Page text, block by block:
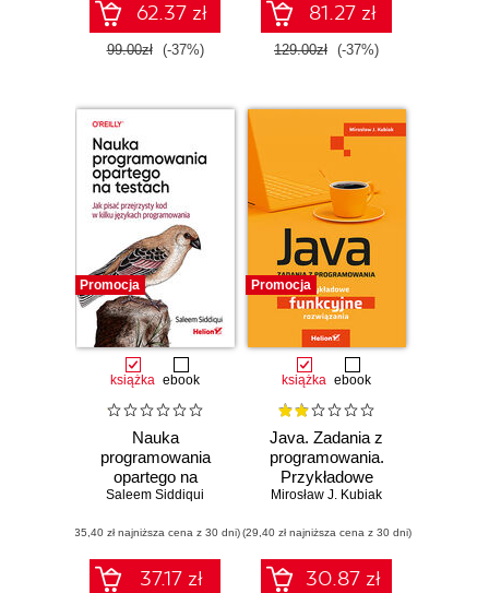
62.37 zł
99.00zł (-37%)
81.27 zł
129.00zł (-37%)
Promocja
książka ebook
Nauka
programowania
opartego na
testach. Jak pisać
kilku językach
programowania
Saleem Siddiqui
(35,40 zł najniższa cena z 30 dni)
37.17 zł
Promocja
książka ebook
Java. Zadania z
programowania.
Przykładowe
funkcyjne
Mirosław J. Kubiak
(29,40 zł najniższa cena z 30 dni)
30.87 zł